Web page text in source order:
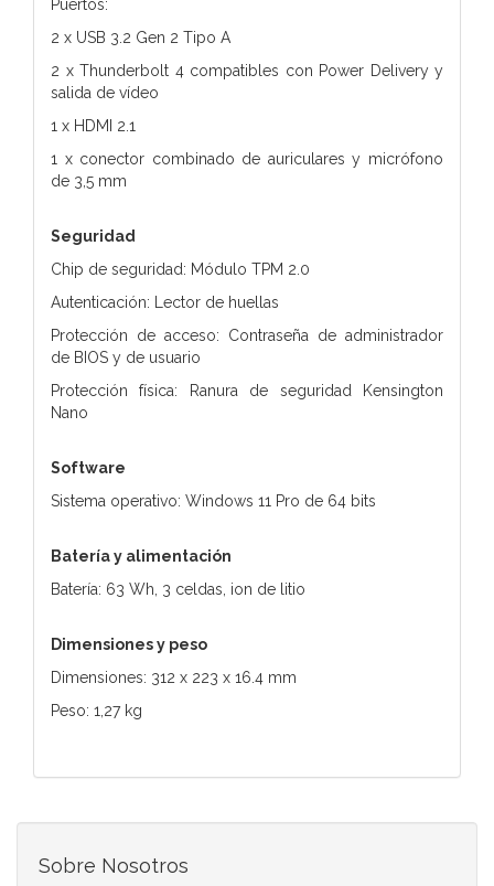
Puertos:
2 x USB 3.2 Gen 2 Tipo A
2 x Thunderbolt 4 compatibles con Power Delivery y
salida de vídeo
1 x HDMI 2.1
1 x conector combinado de auriculares y micrófono
de 3,5 mm
Seguridad
Chip de seguridad: Módulo TPM 2.0
Autenticación: Lector de huellas
Protección de acceso: Contraseña de administrador
de BIOS y de usuario
Protección física: Ranura de seguridad Kensington
Nano
Software
Sistema operativo: Windows 11 Pro de 64 bits
Batería y alimentación
Batería: 63 Wh, 3 celdas, ion de litio
Dimensiones y peso
Dimensiones: 312 x 223 x 16.4 mm
Peso: 1,27 kg
Sobre Nosotros